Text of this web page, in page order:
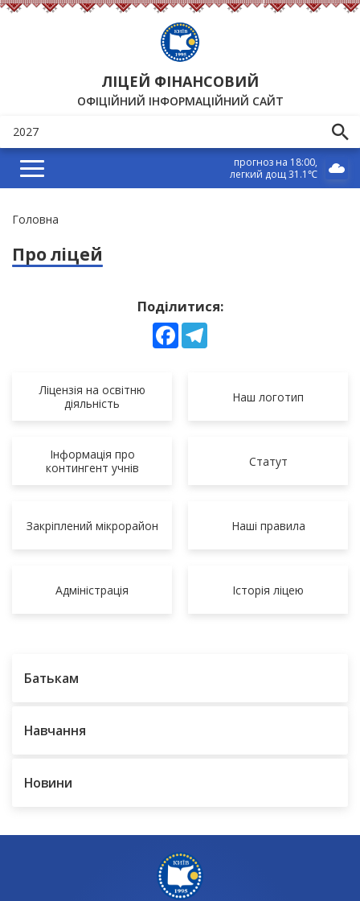
ЛІЦЕЙ ФІНАНСОВИЙ
ОФІЦІЙНИЙ ІНФОРМАЦІЙНИЙ САЙТ
прогноз на 18:00
легкий дощ 31.1℃
Рядок
навіґації
Головна
Про ліцей
Поділитися:
Facebook
Ліцензія на освітню
діяльність
Наш логотип
Інформація про
контингент учнів
Статут
Закріплений мікрорайон Наші правила
Адміністрація Історія ліцею
Батькам
Навчання
Новини